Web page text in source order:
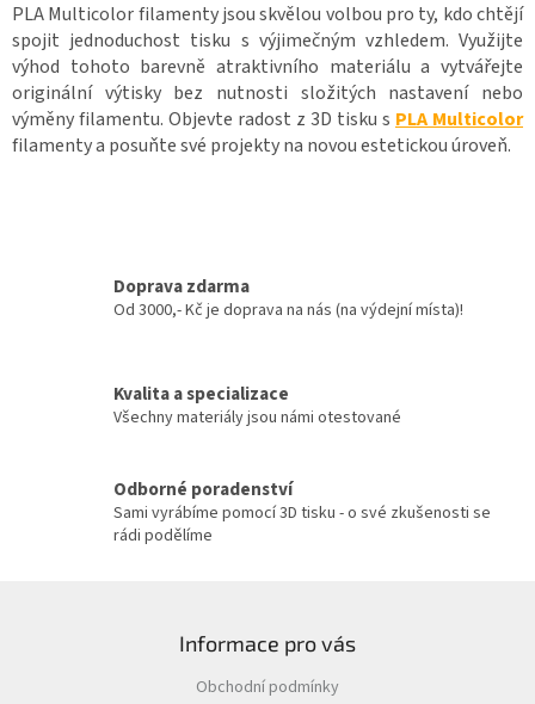
PLA Multicolor filamenty jsou skvělou volbou pro ty, kdo chtějí
spojit jednoduchost tisku s výjimečným vzhledem. Využijte
výhod tohoto barevně atraktivního materiálu a vytvářejte
originální výtisky bez nutnosti složitých nastavení nebo
výměny filamentu. Objevte radost z 3D tisku s PLA Multicolor
filamenty a posuňte své projekty na novou estetickou úroveň.
Doprava zdarma
Od 3000,- Kč je doprava na nás (na výdejní místa)!
Kvalita a specializace
Všechny materiály jsou námi otestované
Odborné poradenství
Sami vyrábíme pomocí 3D tisku - o své zkušenosti se
rádi podělíme
Informace pro vás
Obchodní podmínky